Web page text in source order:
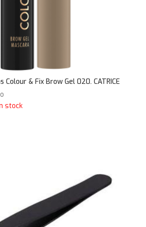
Colour & Fix Brow Gel 020. CATRICE
stock